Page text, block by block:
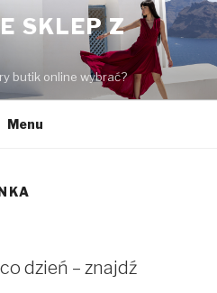
SKLEP Z
butik online wybrać?
Menu
dzień – znajdź